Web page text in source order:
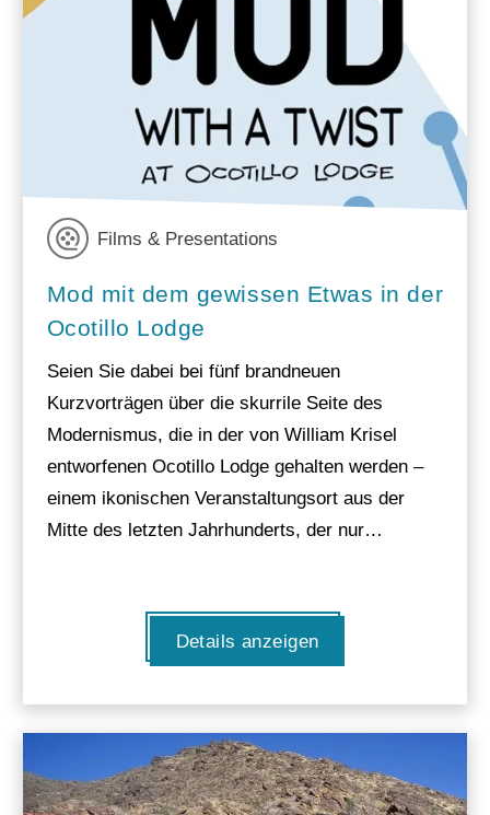
Films & Presentations
Mod mit dem gewissen Etwas in der
Ocotillo Lodge
Seien Sie dabei bei fünf brandneuen
Kurzvorträgen über die skurrile Seite des
Modernismus, die in der von William Krisel
entworfenen Ocotillo Lodge gehalten werden –
einem ikonischen Veranstaltungsort aus der
Mitte des letzten Jahrhunderts, der nur…
Details anzeigen